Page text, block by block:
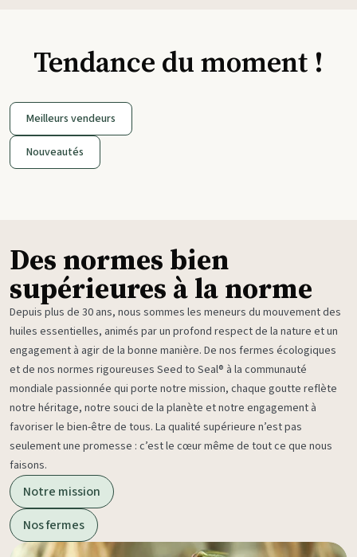
Tendance du moment !
Meilleurs vendeurs
Nouveautés
Des normes bien
supérieures à la norme
Depuis plus de 30 ans, nous sommes les meneurs du mouvement des
huiles essentielles, animés par un profond respect de la nature et un
engagement à agir de la bonne manière. De nos fermes écologiques
et de nos normes rigoureuses Seed to Seal® à la communauté
mondiale passionnée qui porte notre mission, chaque goutte reflète
notre héritage, notre souci de la planète et notre engagement à
favoriser le bien-être de tous. La qualité supérieure n’est pas
seulement une promesse : c’est le cœur même de tout ce que nous
faisons.
Notre mission
Nos fermes